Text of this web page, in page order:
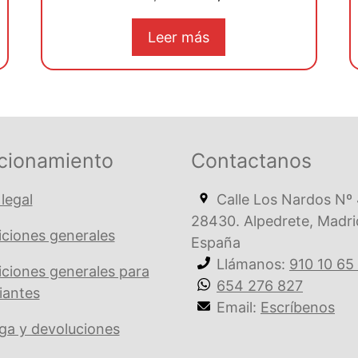
original
€ 114,16.€ 108,45.
Leer más
generales
generales para
y devoluciones
Contactanos
Calle Los Nardos Nº
28430. Alpedrete,
España
Llámanos: 910 10 65
654 276 827
Email: Escríbenos